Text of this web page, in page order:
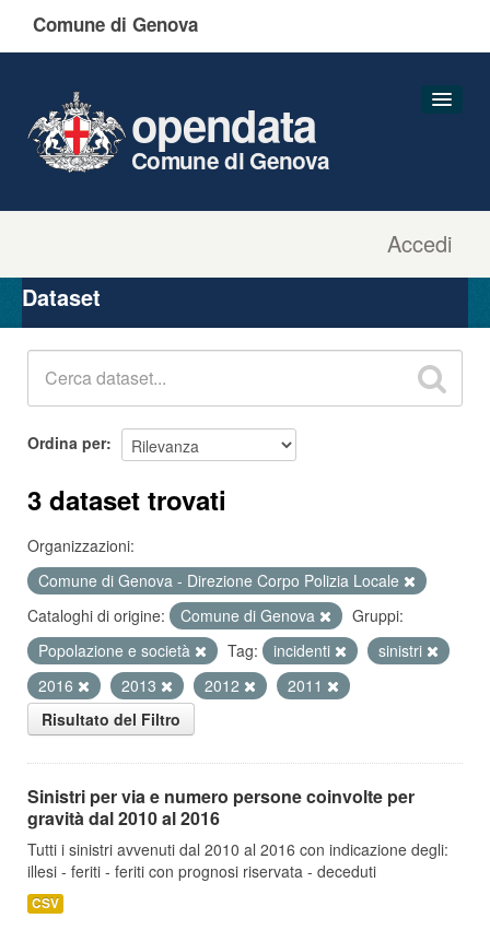
Comune di Genova
Accedi
opendata
Comune di Genova
Organizzazioni
Gruppi
Dataset
Ordina per
3 dataset trovati
Organizzazioni:
Comune di Genova - Direzione Corpo Polizia Locale
Cataloghi di origine:
Comune di Genova
Gruppi:
Popolazione e società
Tag: incidenti
sinistri
2016
2013 2012
2011
Risultato del Filtro
Sinistri per via e numero persone coinvolte per
gravità dal 2010 al 2016
Tutti i sinistri avvenuti dal 2010 al 2016 con indicazione degli:
illesi - feriti - feriti con prognosi riservata - deceduti
CSV